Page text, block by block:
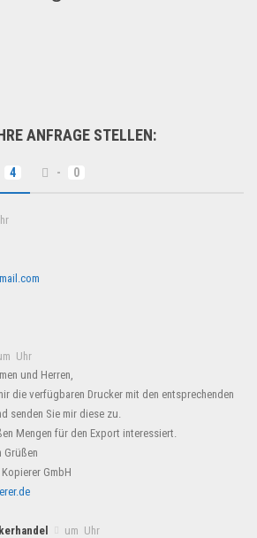
ANFRAGE STELLEN:
4 - 0
Uhr
und Herren,
die verfügbaren Drucker mit den entsprechenden
senden Sie mir diese zu.
Mengen für den Export interessiert.
Grüßen
GmbH
um Uhr